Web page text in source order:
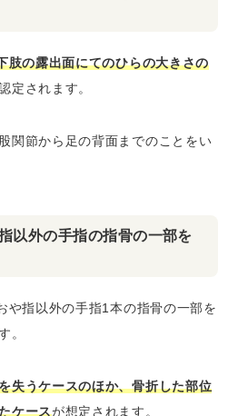
肢の露出面にてのひらの大きさの
定されます。
関節から足の背面までのことをい
以外の手指の指骨の一部を
や指以外の手指1本の指骨の一部を
。
失うケースのほか、骨折した部位
ケースが想定されます。